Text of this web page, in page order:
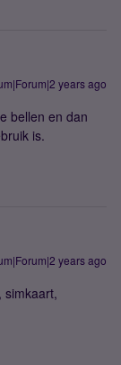
years ago
bellen en dan
is.
years ago
simkaart,